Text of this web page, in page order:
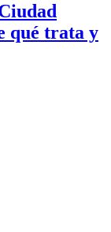
qué trata y